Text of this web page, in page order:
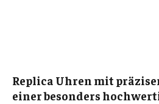
Replica Uhren mit
einer besonders